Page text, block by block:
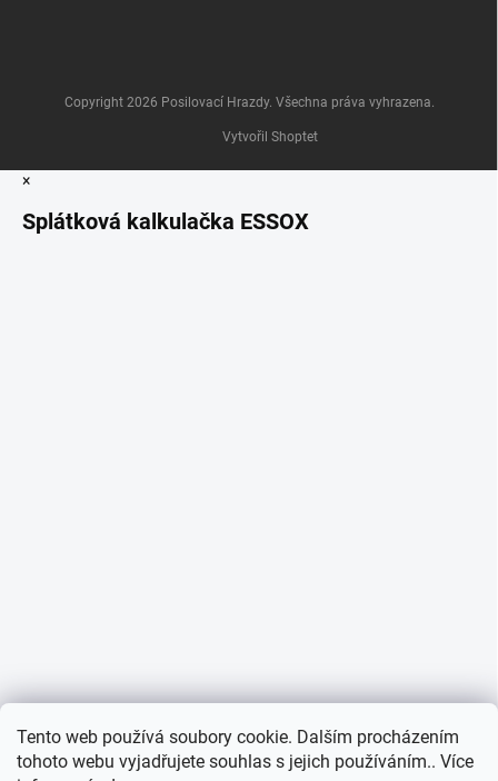
Tento web používá soubory cookie. Dalším procházením
tohoto webu vyjadřujete souhlas s jejich používáním.. Více
Vytvořil Shoptet
Copyright 2026 Posilovací Hrazdy. Všechna práva vyhrazena.
×
Splátková kalkulačka ESSOX